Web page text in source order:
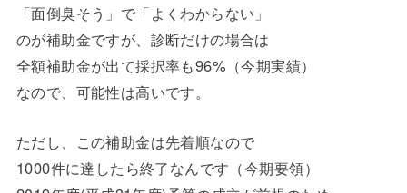
「面倒臭そう」で「よくわからない」
のが補助金ですが、診断だけの場合は
全額補助金が出て採択率も96%（今期実績）
なので、可能性は高いです。
ただし、この補助金は先着順なので
1000件に達したら終了なんです（今期要領）